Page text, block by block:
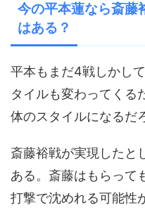
今の平本蓮なら斎藤
はある？
平本もまだ4戦しかし
タイルも変わってくる
体のスタイルになるだ
斎藤裕戦が実現したと
ある。斎藤はもらって
打撃で沈めれる可能性